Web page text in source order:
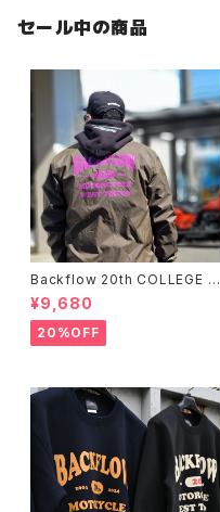
セール中の商品
Backflow 20th COLLEGE C
OACH JACKET
¥9,680
20%OFF